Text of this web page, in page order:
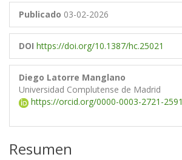
Publicado 03-02-2026
DOI https://doi.org/10.1387/hc.25021
Diego Latorre Manglano
Universidad Complutense de Madrid
https://orcid.org/0000-0003-2721-2591
Resumen